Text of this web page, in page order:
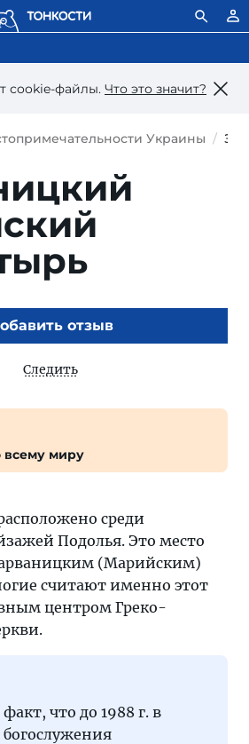
сookie-файлы. Что это значит?
Украины
отзыв
Следить
всему миру
среди
Подолья. Это место
(Марийским)
считают именно этот
центром Греко-
что до 1988 г. в